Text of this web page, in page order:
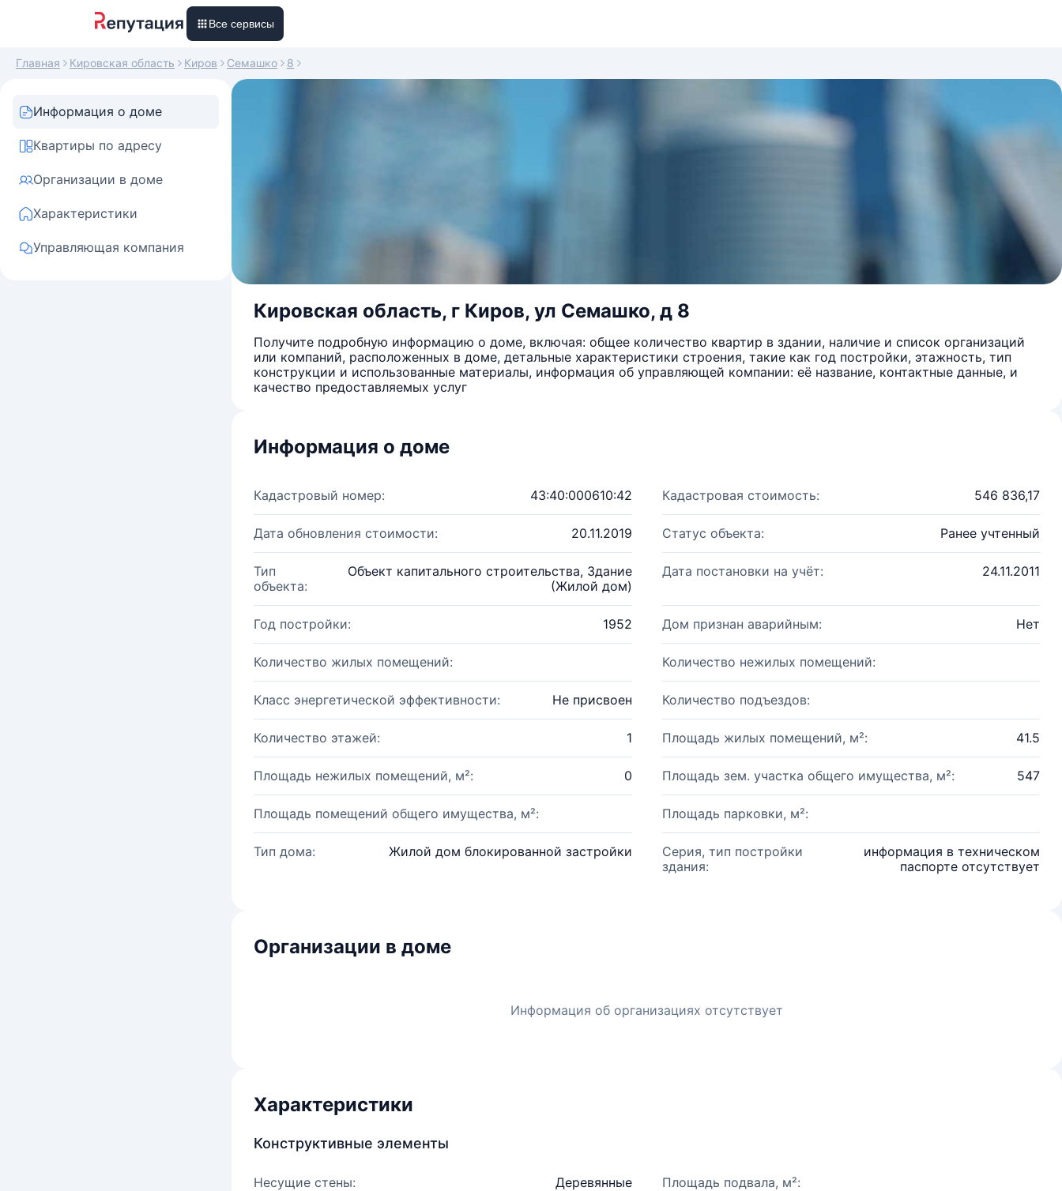
Все сервисы
Главная Кировская область Киров Семашко 8
Информация о доме
Квартиры по адресу
Организации в доме
Характеристики
Управляющая компания
Кировская область, г Киров, ул Семашко, д 8
Получите подробную информацию о доме, включая: общее количество квартир в здании, наличие и список организаций
или компаний, расположенных в доме, детальные характеристики строения, такие как год постройки, этажность, тип
конструкции и использованные материалы, информация об управляющей компании: её название, контактные данные, и
качество предоставляемых услуг
Информация о доме
Кадастровый номер: 43:40:000610:42 Кадастровая стоимость: 546 836,17
Дата обновления стоимости: 20.11.2019 Статус объекта: Ранее учтенный
Тип
объекта:
Объект капитального строительства, Здание
(Жилой дом)
Дата постановки на учёт: 24.11.2011
Год постройки: 1952 Дом признан аварийным: Нет
Количество жилых помещений: Количество нежилых помещений:
Класс энергетической эффективности: Не присвоен Количество подъездов:
Количество этажей: 1 Площадь жилых помещений, м²: 41.5
Площадь нежилых помещений, м²: 0 Площадь зем. участка общего имущества, м²: 547
Площадь помещений общего имущества, м²: Площадь парковки, м²:
Тип дома: Жилой дом блокированной застройки
Серия, тип постройки
здания:
информация в техническом
паспорте отсутствует
Организации в доме
Информация об организациях отсутствует
Характеристики
Конструктивные элементы
Несущие стены: Деревянные Площадь подвала, м²: